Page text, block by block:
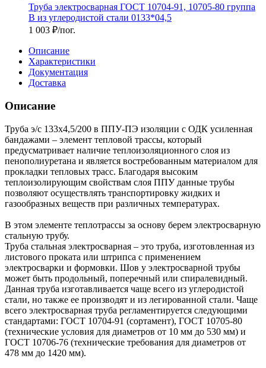
Труба электросварная ГОСТ 10704-91, 10705-80 группа
В из углеродистой стали 0133*04,5
1 003 ₽/пог.
Описание
Характеристики
Документация
Доставка
Описание
Труба э/с 133х4,5/200 в ППУ-ПЭ изоляции с ОДК усиленная
бандажами – элемент тепловой трассы, который
предусматривает наличие теплоизоляционного слоя из
пенополиуретана и является востребованным материалом для
прокладки тепловых трасс. Благодаря высоким
теплоизолирующим свойствам слоя ППУ данные трубы
позволяют осуществлять транспортировку жидких и
газообразных веществ при различных температурах.
В этом элементе теплотрассы за основу берем электросварную
стальную трубу.
Труба стальная электросварная – это труба, изготовленная из
листового проката или штрипса с применением
электросварки и формовки. Шов у электросварной трубы
может быть продольный, поперечный или спиралевидный.
Данная труба изготавливается чаще всего из углеродистой
стали, но также ее производят и из легированной стали. Чаще
всего электросварная труба регламентируется следующими
стандартами: ГОСТ 10704-91 (сортамент), ГОСТ 10705-80
(технические условия для диаметров от 10 мм до 530 мм) и
ГОСТ 10706-76 (технические требования для диаметров от
478 мм до 1420 мм).